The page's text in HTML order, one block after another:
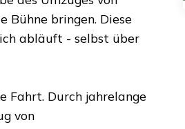
Bühne bringen. Diese
abläuft - selbst über
Fahrt. Durch jahrelange
von